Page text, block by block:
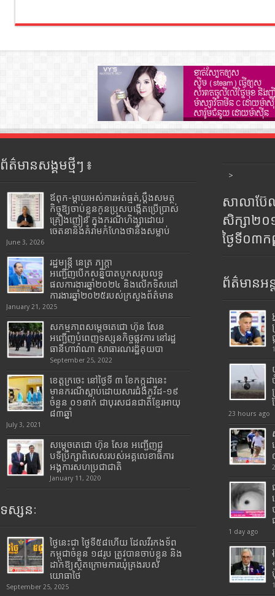
ព័ត៌មានសង្គមថ្មីៗ ៖
ឪពុក-ម្ដាយអស់ការអត់ធ្មត់,ប្ដឹងសមត្ថ
កិច្ចឱ្យចាប់ខ្លួនកូនប្រុសបង្កើតប្រើប្រាស់
គ្រឿងញៀន ក្នុងករណីហិង្សាដោយ
ចេតនានិងគំរាមកំហែងថានឹងសម្លាប់
June 3, 2026
រដ្ឋមន្រ្តី​ នេត្រ​ ភក្ត្រា​
អញ្ជើញបើកសន្និបាតបូកសរុបលទ្ធ
ផលការងារឆ្នាំ២០២៤ និងលើកទិសដៅ
ការងារឆ្នាំ២០២៥របស់​ក្រសួង​ព័ត៌មាន​
January 21, 2025
សកម្មភាពសម្តេចតេជោ ហ៊ុន សែន
អញ្ជើញបំពេញទស្សនកិច្ចផ្លូវការ នៅរដ្ឋ
ធានីហាវ៉ាណា សាធារណរដ្ឋគុយបា
September 25, 2022
ខេត្តក្រចេះ នៅថ្ងៃទី ៣ ខែកក្កដានេះ
មានករណីស្លាប់ដោយសារជំងឺកូវីដ-១៩
ចំនួន ០១នាក់ ជាបុរសជនជាតិខ្មែរអាយុ
៨៣ឆ្នាំ
July 3, 2021
សម្តេចតេជោ ហ៊ុន សែន អញ្ជើញជួ
បទីប្រឹក្សាពិសេសរបស់អគ្គលេខាធិការ
អង្គការសហប្រជាជាតិ
January 11, 2020
ទស្សនៈ
ថ្ងៃនេះជា ថ្ងៃទី៥៨ហើយ ដែលវីរកងទ័ព
កម្ពុជាចំនួន ១៨រូប ត្រូវបានចាប់ខ្លួន និង
ដាក់ឱ្យស្ថិតក្រោមការឃុំគ្រងរបស់
យោធាថៃ
September 25, 2025
>
សាលាប៊ែ
សិក្សា២
ថ្ងៃទី០៣
ព័ត៌មានអន្
23 hours ago
1 day ago